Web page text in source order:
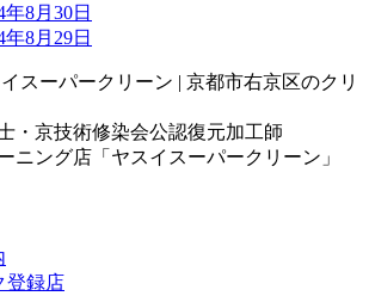
8月30日
8月29日
・京技術修染会公認復元加工師
ニング店「ヤスイスーパークリーン」
登録店